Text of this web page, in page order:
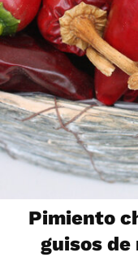
Pimiento
guisos de